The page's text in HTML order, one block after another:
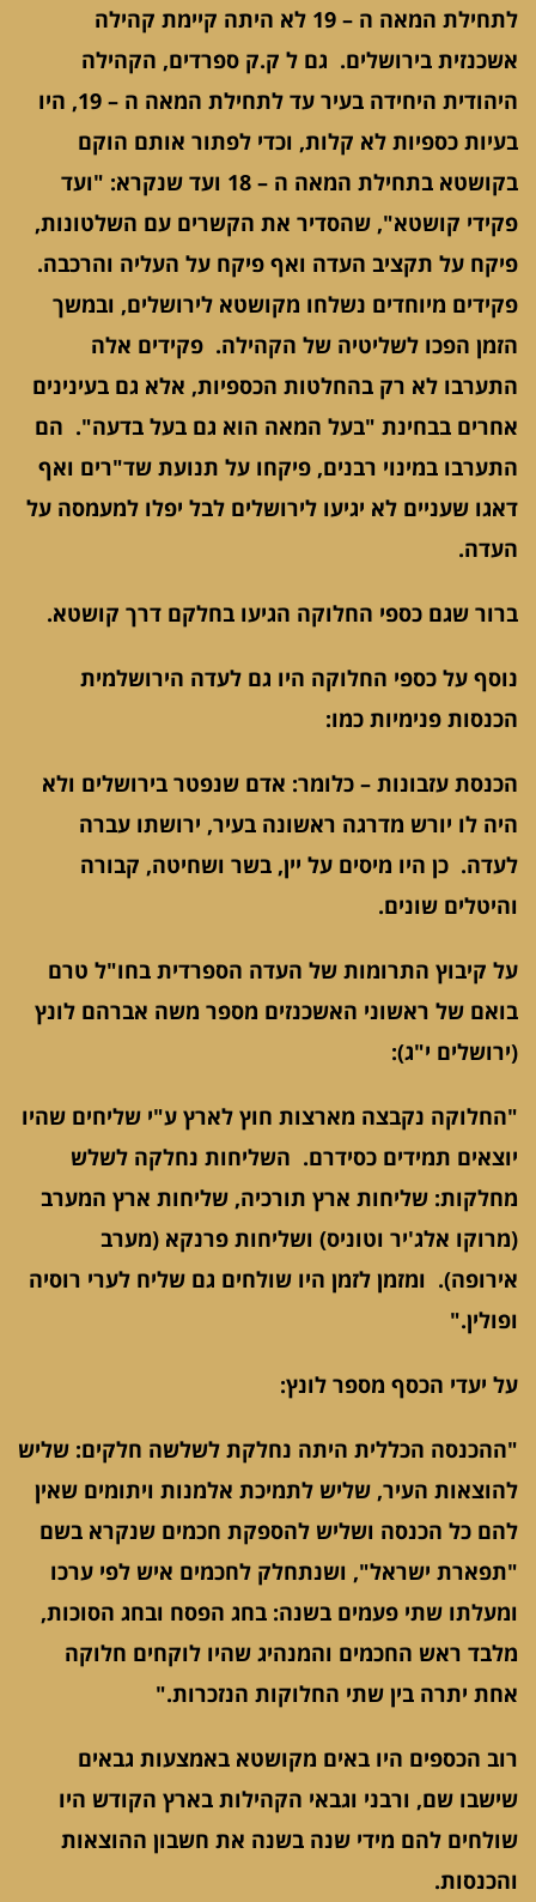
לתחילת המאה ה – 19 לא היתה קיימת קהילה
אשכנזית בירושלים. גם ל ק.ק ספרדים, הקהילה
היהודית היחידה בעיר עד לתחילת המאה ה – 19, היו
בעיות כספיות לא קלות, וכדי לפתור אותם הוקם
בקושטא בתחילת המאה ה – 18 ועד שנקרא: "ועד
פקידי קושטא", שהסדיר את הקשרים עם השלטונות,
פיקח על תקציב העדה ואף פיקח על העליה והרכבה.
פקידים מיוחדים נשלחו מקושטא לירושלים, ובמשך
הזמן הפכו לשליטיה של הקהילה. פקידים אלה
התערבו לא רק בהחלטות הכספיות, אלא גם בעינינים
אחרים בבחינת "בעל המאה הוא גם בעל בדעה". הם
התערבו במינוי רבנים, פיקחו על תנועת שד"רים ואף
דאגו שעניים לא יגיעו לירושלים לבל יפלו למעמסה על
העדה.
ברור שגם כספי החלוקה הגיעו בחלקם דרך קושטא.
נוסף על כספי החלוקה היו גם לעדה הירושלמית
הכנסות פנימיות כמו:
הכנסת עזבונות – כלומר: אדם שנפטר בירושלים ולא
היה לו יורש מדרגה ראשונה בעיר, ירושתו עברה
לעדה. כן היו מיסים על יין, בשר ושחיטה, קבורה
והיטלים שונים.
על קיבוץ התרומות של העדה הספרדית בחו"ל טרם
בואם של ראשוני האשכנזים מספר משה אברהם לונץ
(ירושלים י"ג):
"החלוקה נקבצה מארצות חוץ לארץ ע"י שליחים שהיו
יוצאים תמידים כסידרם. השליחות נחלקה לשלש
מחלקות: שליחות ארץ תורכיה, שליחות ארץ המערב
(מרוקו אלג'יר וטוניס) ושליחות פרנקא (מערב
אירופה). ומזמן לזמן היו שולחים גם שליח לערי רוסיה
ופולין."
על יעדי הכסף מספר לונץ:
"ההכנסה הכללית היתה נחלקת לשלשה חלקים: שליש
להוצאות העיר, שליש לתמיכת אלמנות ויתומים שאין
להם כל הכנסה ושליש להספקת חכמים שנקרא בשם
"תפארת ישראל", ושנתחלק לחכמים איש לפי ערכו
ומעלתו שתי פעמים בשנה: בחג הפסח ובחג הסוכות,
מלבד ראש החכמים והמנהיג שהיו לוקחים חלוקה
אחת יתרה בין שתי החלוקות הנזכרות."
רוב הכספים היו באים מקושטא באמצעות גבאים
שישבו שם, ורבני וגבאי הקהילות בארץ הקודש היו
שולחים להם מידי שנה בשנה את חשבון ההוצאות
והכנסות.